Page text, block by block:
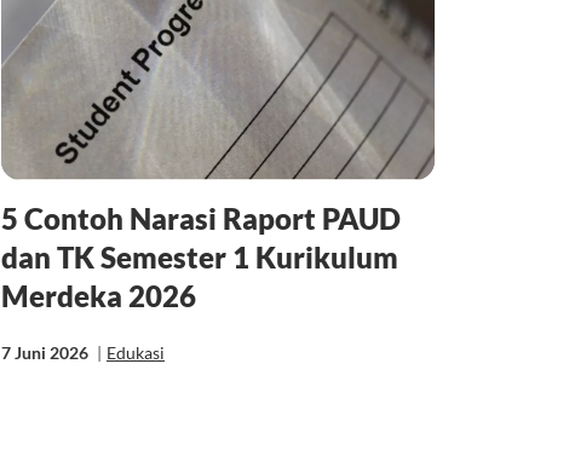
5 Contoh Narasi Raport PAUD
dan TK Semester 1 Kurikulum
Merdeka 2026
7 Juni 2026 | Edukasi